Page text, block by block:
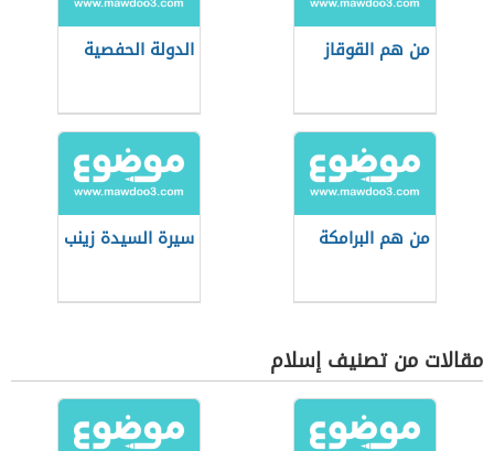
من هم القوقاز الدولة الحفصية
من هم البرامكة سيرة السيدة زينب
مقالات من تصنيف إسلام